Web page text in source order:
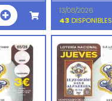
13/08/2026
43 DISPONIBLES